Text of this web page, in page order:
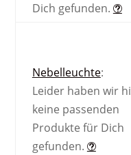
Dich gefunden.
Nebel­leuchte:
Leider haben wir
keine passenden
Produkte für Dich
gefunden.